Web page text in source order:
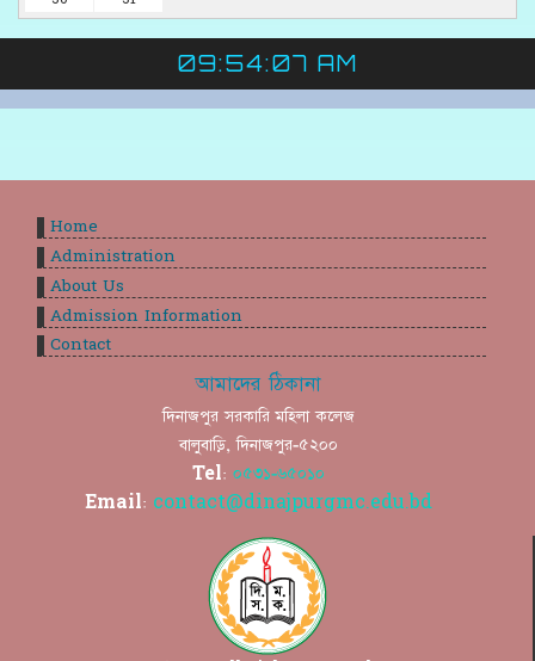
09:54:07 AM
আমাদের ঠিকানা
দিনাজপুর সরকারি মহিলা কলেজ
বালুবাড়ি, দিনাজপুর-৫২০০
Tel: ০৫৩১-৬৫০১০
Email: contact@dinajpurgmc.edu.bd
Home
Administration
About Us
Admission Information
Contact